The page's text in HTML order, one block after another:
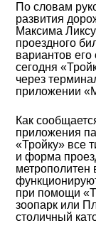
По словам
развития
Максима
проездного
вариантов
сегодня
через
приложении
Как
приложения
«Тройку» все
и форма
метрополитен
при помощи
зоопарк или
столичный